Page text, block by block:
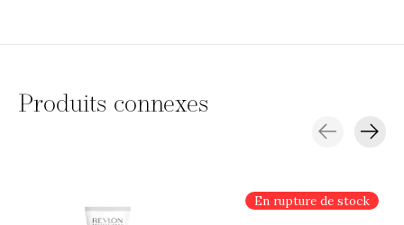
Produits connexes
En rupture de stock